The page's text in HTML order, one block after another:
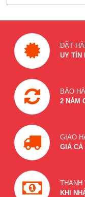
ĐẶT
UY TÍN
BẢO
2 NĂM
GIAO
GIÁ CẢ
THANH
KHI